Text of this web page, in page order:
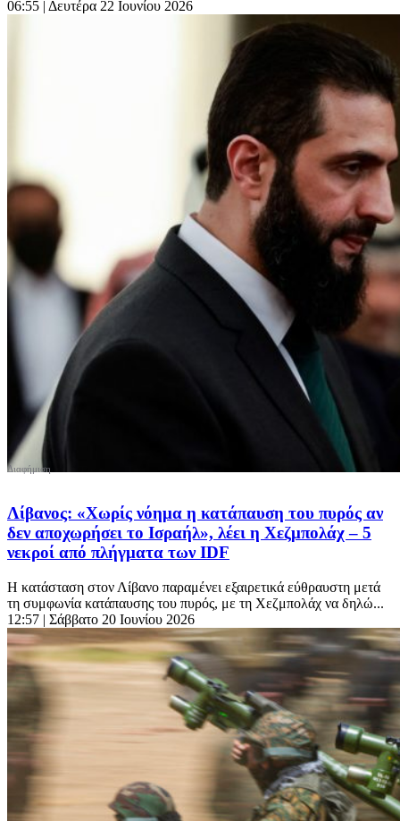
06:55 | Δευτέρα 22 Ιουνίου 2026
Λίβανος: «Χωρίς νόημα η κατάπαυση του πυρός αν
δεν αποχωρήσει το Ισραήλ», λέει η Χεζμπολάχ – 5
νεκροί από πλήγματα των IDF
Η κατάσταση στον Λίβανο παραμένει εξαιρετικά εύθραυστη μετά
τη συμφωνία κατάπαυσης του πυρός, με τη Χεζμπολάχ να δηλώ...
12:57 | Σάββατο 20 Ιουνίου 2026